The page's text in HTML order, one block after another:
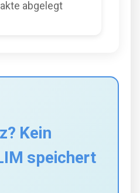
abgelegt
Kein
speichert